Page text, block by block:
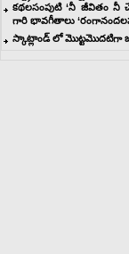
కథల‌సంపుటి ‘నీ జీవితం
గారి భావగీతాలు
స్కాట్లాండ్ లో మొట్టమొదటిగా